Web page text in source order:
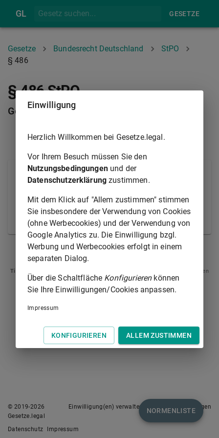
GL GESETZE
Gesetze Bundesrecht Deutschland
StPO
§ 486
§ 486 StPO
Gemeinsame Dateisysteme
Die personenbezogenen Daten können für die in den
483 bis 485 genannten Stellen in
gemeinsamen Dateisystemen gespeichert werden.
Dies gilt für Fälle des § 483 Absatz 1 Satz 2 , auch
in Verbindung mit § 485 Satz 4 , entsprechend.
§ 485 § 487
Tipp
: Swipen Sie auf dem Bildschirm links oder rechts zur Navigation zwischen
Normen.
NORMENLISTE
© 2019-2026
Gesetze.legal
Einwilligung(en) verwalten Nutzungsbedingungen
Datenschutz Impressum
Einwilligung
Herzlich Willkommen bei Gesetze.legal.
Vor Ihrem Besuch müssen Sie den
Nutzungsbedingungenund der
Datenschutzerklärung zustimmen.
Mit dem Klick auf "Allem zustimmen" stimmen
Sie insbesondere der Verwendung von Cookies
(ohne Werbecookies) und der Verwendung von
Google Analytics zu. Die Einwilligung bzgl.
Werbung und Werbecookies erfolgt in einem
separaten Dialog.
Über die Schaltfläche Konfigurierenkönnen
Sie Ihre Einwilligungen/Cookies anpassen.
Impressum
KONFIGURIEREN ALLEM ZUSTIMMEN